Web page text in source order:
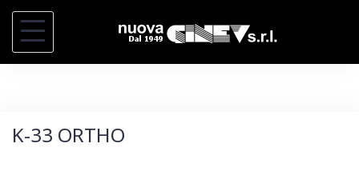
i
K-33 ORTHO